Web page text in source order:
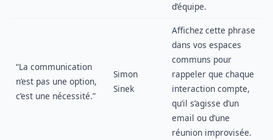
d’équipe.
“La communication
n’est pas une option,
c’est une nécessité.”
Simon
Sinek
Affichez cette phrase
dans vos espaces
communs pour
rappeler que chaque
interaction compte,
qu’il s’agisse d’un
email ou d’une
réunion improvisée.